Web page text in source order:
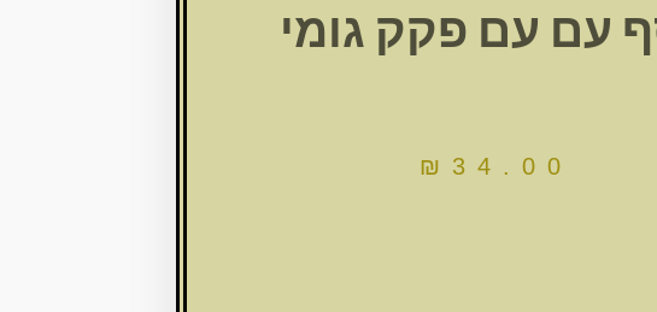
עם עם פקק גומי
₪ 34.00